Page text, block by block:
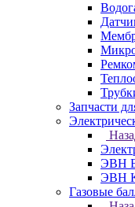
Запчасти
ЭВН
ЭВН
Газовые